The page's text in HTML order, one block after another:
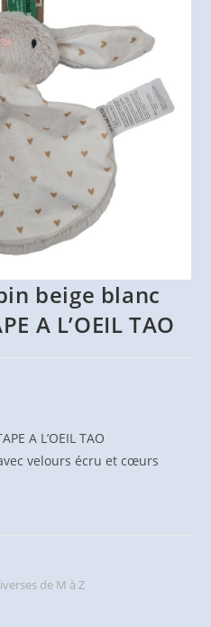
beige blanc
A L’OEIL TAO
A L’OEIL TAO
velours écru et cœurs
de M à Z